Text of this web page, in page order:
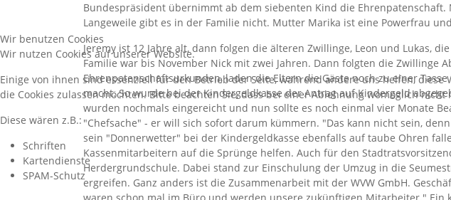
Bundespräsident übernimmt ab dem siebenten Kind die
Langeweile gibt es in der Familie nicht. Mutter Marika ist eine Powerfrau
Jeremy ist 12 Jahre alt, dann folgen die älteren Zwillinge, Leon und Lukas,
Familie war bis November Nick mit zwei Jahren. Dann folgten die
Ehrenpatenschaftsurkunden, laden die Eltern die Gäste noch zu einer
macht. So wurde bei der Kindergeldkasse der Antrag auf Kindergeld
wurden nochmals eingereicht und nun sollte es noch einmal vier Monate
"Chefsache" - er will sich sofort darum kümmern. "Das kann nicht sein,
sein "Donnerwetter" bei der Kindergeldkasse ebenfalls auf taube Ohren
Kassenmitarbeitern auf die Sprünge helfen. Auch für den
Herdergrundschule. Dabei stand zur Einschulung der Umzug in die
ergreifen. Ganz anders ist die Zusammenarbeit mit der WVW GmbH.
Wir benutzen Cookies
Wir nutzen Cookies auf unserer Website.
Einige von ihnen sind essenziell für den Betrieb der Seite, während andere uns helfen,
die Cookies zulassen möchten. Bitte beachten Sie, dass bei einer Ablehnung womöglich
Diese wären z.B.:
Schriften
Kartendienste
SPAM-Schutz